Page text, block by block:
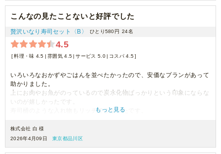
こんなの見たことないと好評でした
贅沢いなり寿司セット〈B〉 ひとり580円 24名
4.5
料理・味 4.5 雰囲気 4.5 サービス 5.0 コスパ 4.5
いろいろなおかずやごはんを並べたかったので、安価なプランがあって
助かりました。
上にお肉やお魚がのっているので炭水化物ばっかりという印象にならな
いのが嬉しかったです。
寿司桶のような入れ物もリッチでよかったです。
からコメントいただきました。
もっと見る
株式会社 白 様
2026年4月09日
東京都品川区